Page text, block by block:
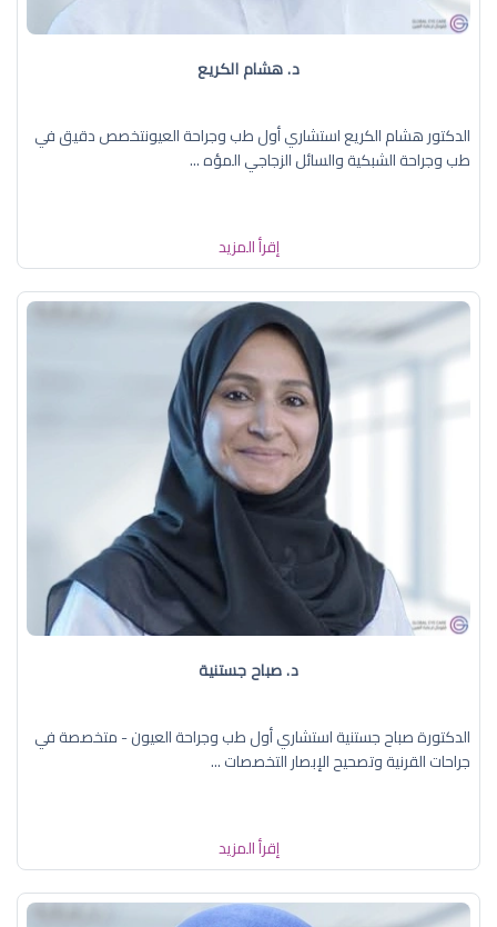
د. هشام الكريع
الدكتور هشام الكريع استشاري أول طب وجراحة العيونتخصص دقيق في
طب وجراحة الشبكية والسائل الزجاجي المؤه ...
إقرأ المزيد
د. صباح جستنية
الدكتورة صباح جستنية استشاري أول طب وجراحة العيون - متخصصة في
جراحات القرنية وتصحيح الإبصار التخصصات ...
إقرأ المزيد